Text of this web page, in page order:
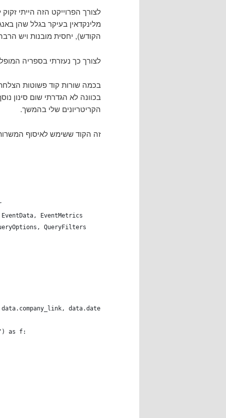
לצורך הפרוייקט הזה הייתי
הקודש), יחסית מובנות ויש
לצורך כך נעזרתי בספריה
בכמה שורות קוד פשוטות
בכוונה לא הגדרתי שום סינון
הקריטריונים שלי בהמשך.
זה הקוד ששימש לאיסוף
EventMetrics
QueryFilters
data.date, data.date_text, data.link,
as f: